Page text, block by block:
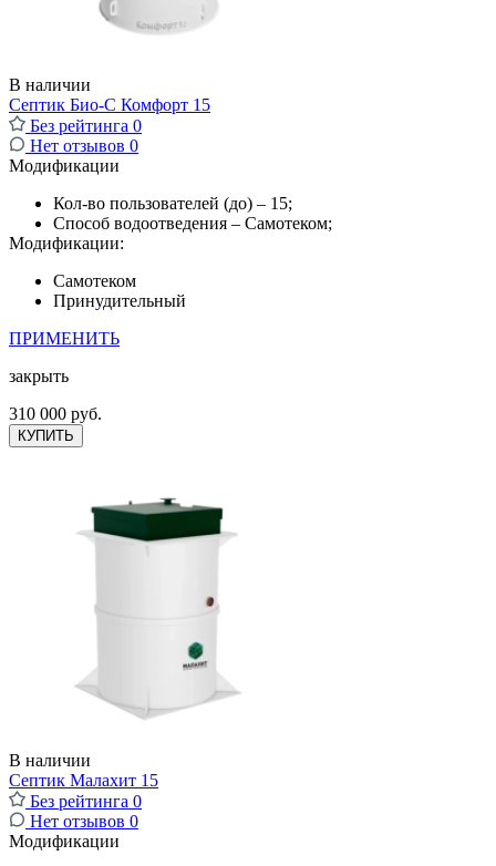
В наличии
Септик Био-С Комфорт 15
Без рейтинга 0
Нет отзывов 0
Модификации
Кол-во пользователей (до) – 15;
Способ водоотведения – Самотеком;
Модификации:
Самотеком
Принудительный
ПРИМЕНИТЬ
закрыть
310 000 руб.
КУПИТЬ
В наличии
Септик Малахит 15
Без рейтинга 0
Нет отзывов 0
Модификации